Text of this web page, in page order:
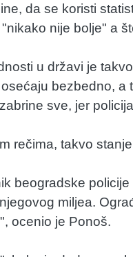
da se koristi
nije bolje" a
u državi je
bezbedno, a
sve, jer
rečima, takvo
beogradske
miljea.
ocenio je Ponoš.